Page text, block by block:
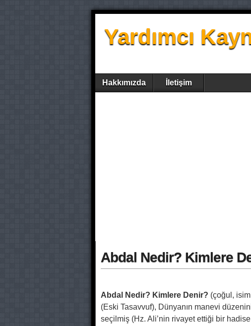
Yardımcı
Hakkımızda İletişim
Abdal Nedir? Kimlere
Abdal Nedir? Kimlere Denir? (çoğul,
(Eski Tasavvuf), Dünyanın manevi
seçilmiş (Hz. Ali’nin rivayet ettiği bir